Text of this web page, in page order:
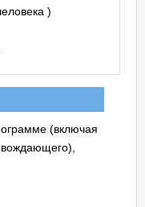
)
(включая